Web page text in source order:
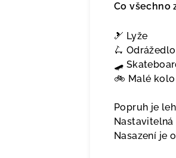
Co všechno
🎿 Lyže
🛴 Odrážedlo
🛹
🚲 Malé kolo
Popruh je
Nasazení je